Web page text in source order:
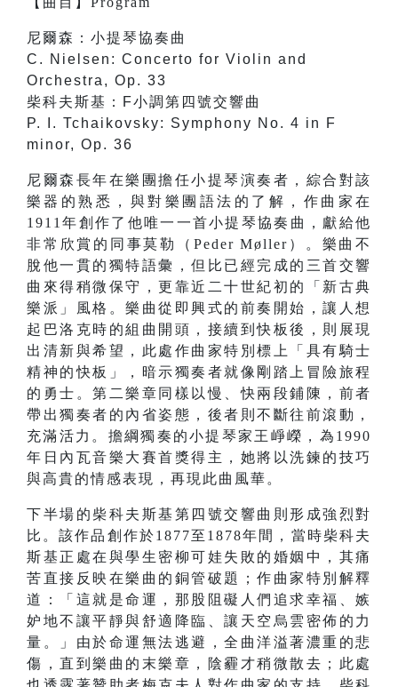
尼爾森：小提琴協奏曲
C. Nielsen: Concerto for Violin and
Orchestra, Op. 33
柴科夫斯基：F小調第四號交響曲
P. I. Tchaikovsky: Symphony No. 4 in F
minor, Op. 36
尼爾森長年在樂團擔任小提琴演奏者，綜合對該
樂器的熟悉，與對樂團語法的了解，作曲家在
1911年創作了他唯一一首小提琴協奏曲，獻給他
非常欣賞的同事莫勒（Peder Møller）。樂曲不
脫他一貫的獨特語彙，但比已經完成的三首交響
曲來得稍微保守，更靠近二十世紀初的「新古典
樂派」風格。樂曲從即興式的前奏開始，讓人想
起巴洛克時的組曲開頭，接續到快板後，則展現
出清新與希望，此處作曲家特別標上「具有騎士
精神的快板」，暗示獨奏者就像剛踏上冒險旅程
的勇士。第二樂章同樣以慢、快兩段鋪陳，前者
帶出獨奏者的內省姿態，後者則不斷往前滾動，
充滿活力。擔綱獨奏的小提琴家王崢嶸，為1990
年日內瓦音樂大賽首獎得主，她將以洗鍊的技巧
與高貴的情感表現，再現此曲風華。
下半場的柴科夫斯基第四號交響曲則形成強烈對
比。該作品創作於1877至1878年間，當時柴科夫
斯基正處在與學生密柳可娃失敗的婚姻中，其痛
苦直接反映在樂曲的銅管破題；作曲家特別解釋
道：「這就是命運，那股阻礙人們追求幸福、嫉
妒地不讓平靜與舒適降臨、讓天空烏雲密佈的力
量。」由於命運無法逃避，全曲洋溢著濃重的悲
傷，直到樂曲的末樂章，陰霾才稍微散去；此處